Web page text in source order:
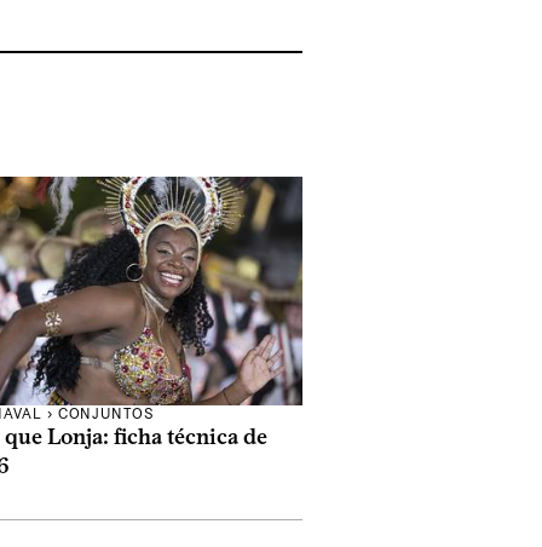
› CONJUNTOS
que Lonja: ficha técnica de